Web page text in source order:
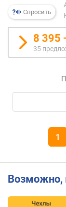
а
к
.
м
а
Г
Б
)
Спросить
8 395
35
1
Возможно,